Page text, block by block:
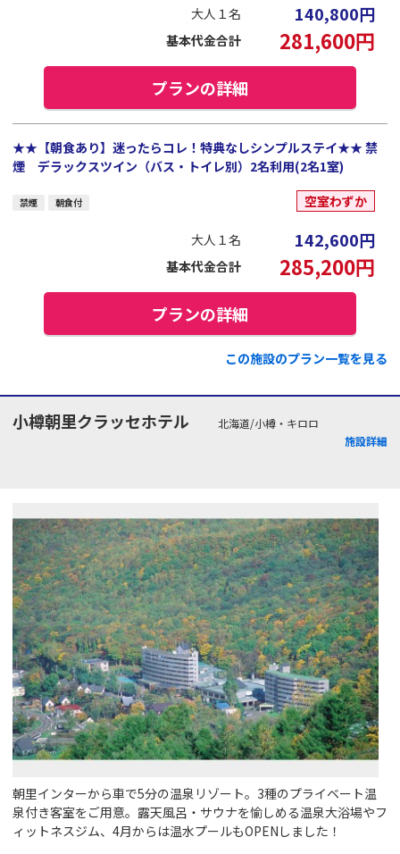
大人１名 140,800円
基本代金合計 281,600円
プランの詳細
★★【朝食あり】迷ったらコレ！特典なしシンプルステイ★★ 禁
煙 デラックスツイン（バス・トイレ別）2名利用(2名1室)
禁煙 朝食付 空室わずか
大人１名 142,600円
基本代金合計 285,200円
プランの詳細
この施設のプラン一覧を見る
小樽朝里クラッセホテル
北海道/小樽・キロロ
施設詳細
朝里インターから車で5分の温泉リゾート。3種のプライベート温
泉付き客室をご用意。露天風呂・サウナを愉しめる温泉大浴場やフ
ィットネスジム、4月からは温水プールもOPENしました！